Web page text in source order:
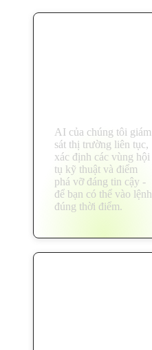
AI của chúng tôi giám
sát thị trường liên tục,
xác định các vùng hội
tụ kỹ thuật và điểm
phá vỡ đáng tin cậy -
để bạn có thể vào lệnh
đúng thời điểm.